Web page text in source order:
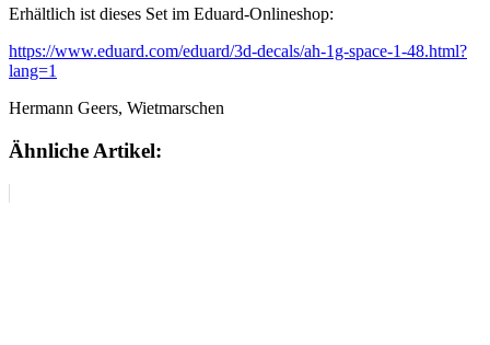
Erhältlich ist dieses Set im Eduard-Onlineshop:
https://www.eduard.com/eduard/3d-decals/ah-1g-space-1-48.html?
lang=1
Hermann Geers, Wietmarschen
Ähnliche Artikel: